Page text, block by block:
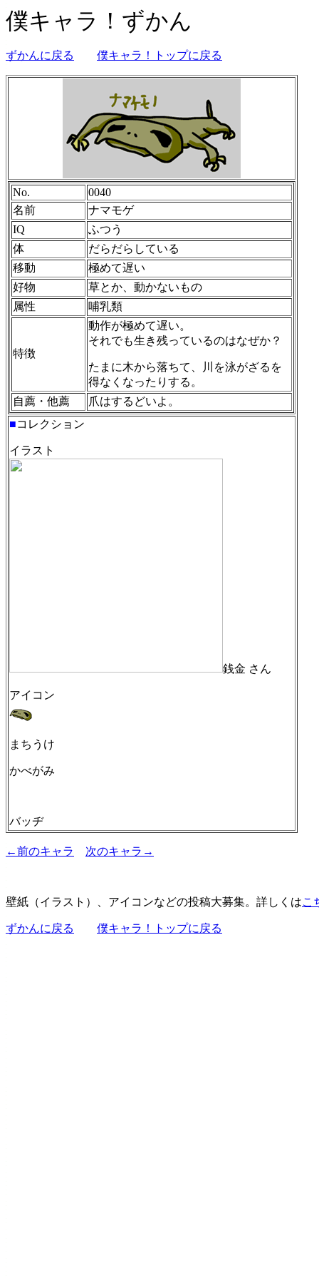
僕キャラ！ずかん
ずかんに戻る 僕キャラ！トップに戻る
No.
0040
名前
ナマモゲ
IQ
ふつう
体
だらだらしている
移動
極めて遅い
好物
草とか、動かないもの
属性
哺乳類
特徴
動作が極めて遅い。
それでも生き残っているのはなぜか？
たまに木から落ちて、川を泳がざるを
得なくなったりする。
自薦・他薦
爪はするどいよ。
■コレクション
イラスト
銭金 さん
アイコン
まちうけ
かべがみ
バッヂ
←前のキャラ 次のキャラ→
壁紙（イラスト）、アイコンなどの投稿大募集。詳しくはこ
ずかんに戻る 僕キャラ！トップに戻る